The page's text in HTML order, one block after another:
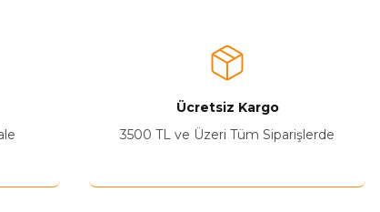
Ücretsiz Kargo
3500 TL ve Üzeri Tüm Siparişlerde